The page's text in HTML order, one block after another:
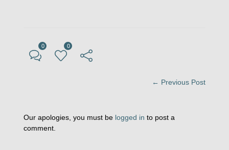
0 0
← Previous Post
Our apologies, you must be logged in to post a
comment.